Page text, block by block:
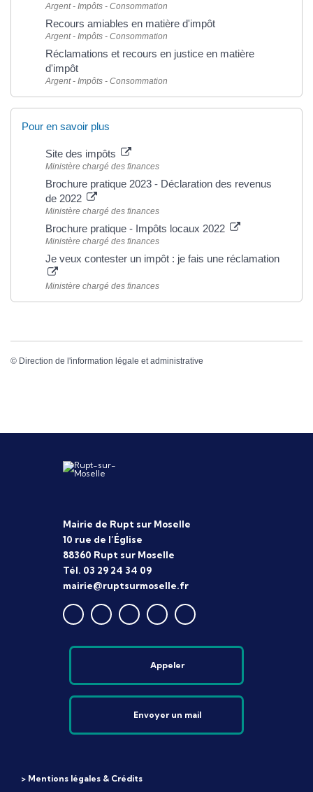
Argent - Impôts - Consommation
Recours amiables en matière d'impôt
Argent - Impôts - Consommation
Réclamations et recours en justice en matière
d'impôt
Argent - Impôts - Consommation
Pour en savoir plus
Site des impôts
Ministère chargé des finances
Brochure pratique 2023 - Déclaration des revenus
de 2022
Ministère chargé des finances
Brochure pratique - Impôts locaux 2022
Ministère chargé des finances
Je veux contester un impôt : je fais une réclamation
Ministère chargé des finances
© Direction de l'information légale et administrative
Mairie de Rupt sur Moselle
10 rue de l’Église
88360 Rupt sur Moselle
Tél. 03 29 24 34 09
mairie@ruptsurmoselle.fr
Appeler
Envoyer un mail
> Mentions légales & Crédits